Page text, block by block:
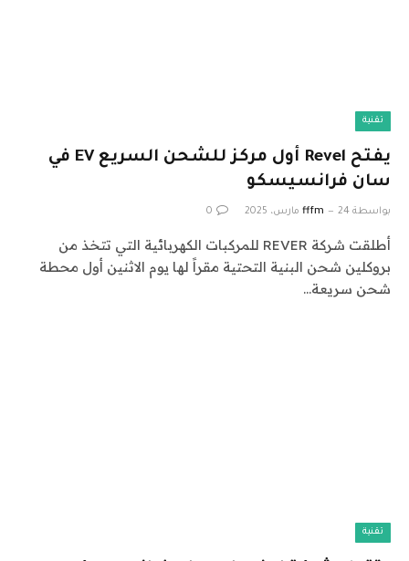
تقنية
يفتح Revel أول مركز للشحن السريع EV في
سان فرانسيسكو
بواسطة fffm 24 مارس، 2025 0
أطلقت شركة REVER للمركبات الكهربائية التي تتخذ من
بروكلين شحن البنية التحتية مقراً لها يوم الاثنين أول محطة
شحن سريعة…
تقنية